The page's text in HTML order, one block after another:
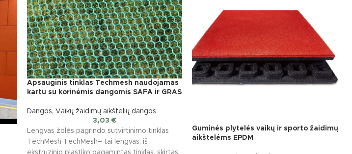
Apsauginis tinklas Techmesh naudojamas
kartu su korinėmis dangomis SAFA ir GRAS
Dangos, Vaikų žaidimų aikštelių dangos
3,03 €
Lengvas žolės pagrindo sutvirtinimo tinklas
TechMesh TechMesh– tai lengvas, iš
Guminės plytelės vaikų ir sporto žaidimų
aikštelėms EPDM